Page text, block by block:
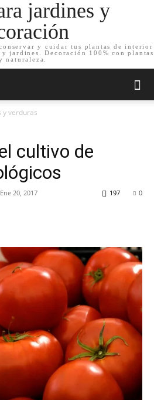
jardines y
y cuidar tus plantas de interior
jardines. Decoración 100% con plantas
naturaleza.
y verduras
cultivo de
Ene 20, 2017 0
197